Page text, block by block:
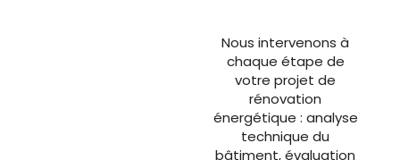
Nous intervenons à
chaque étape de
votre projet de
rénovation
énergétique : analyse
technique du
bâtiment, évaluation